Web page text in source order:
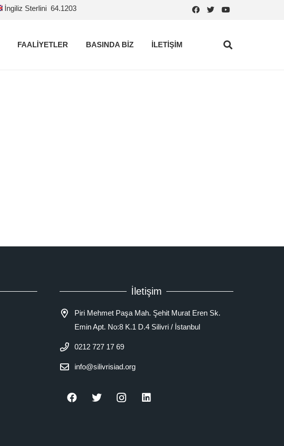
İngiliz Sterlini 64.1203
FAALİYETLER BASINDA BİZ İLETİŞİM
İletişim
Piri Mehmet Paşa Mah. Şehit Murat Eren Sk.
Emin Apt. No:8 K.1 D.4 Silivri / İstanbul
0212 727 17 69
info@silivrisiad.org